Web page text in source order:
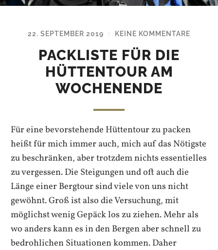
22. SEPTEMBER 2019 / KEINE KOMMENTARE
PACKLISTE FÜR DIE
HÜTTENTOUR AM
WOCHENENDE
Für eine bevorstehende Hüttentour zu packen
heißt für mich immer auch, mich auf das Nötigste
zu beschränken, aber trotzdem nichts essentielles
zu vergessen. Die Steigungen und oft auch die
Länge einer Bergtour sind viele von uns nicht
gewöhnt. Groß ist also die Versuchung, mit
möglichst wenig Gepäck los zu ziehen. Mehr als
wo anders kann es in den Bergen aber schnell zu
bedrohlichen Situationen kommen. Daher